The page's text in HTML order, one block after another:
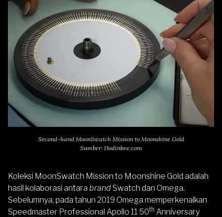
Second-hand MoonSwatch Mission to Moonshine Gold
Sumber: Hodinkee.com
Koleksi MoonSwatch Mission to Moonshine Gold adalah
hasil kolaborasi antara brand Swatch dan Omega.
Sebelumnya, pada tahun 2019 Omega memperkenalkan
Speedmaster Professional Apollo 11 50th Anniversary